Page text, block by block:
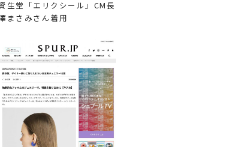
生堂「エリクシール」CM長
まさみさん着用